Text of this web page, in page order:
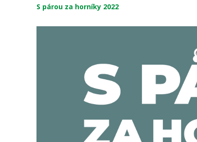
S párou za horníky 2022